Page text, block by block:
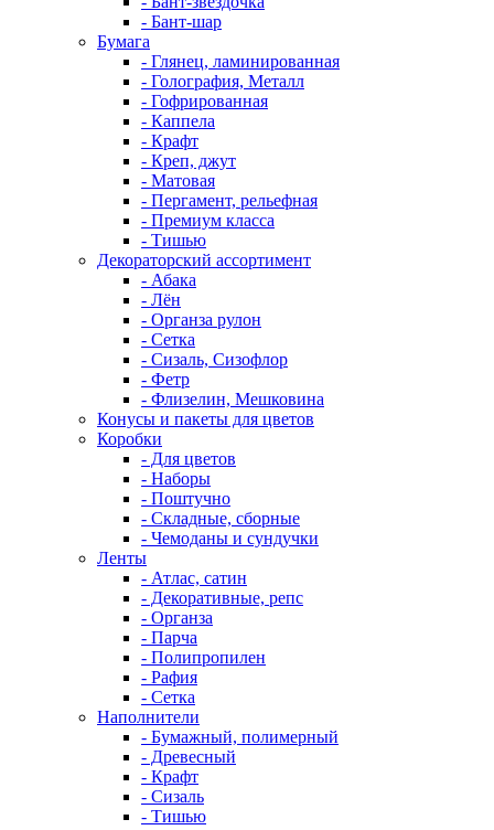
- Бант-шар
Бумага
- Глянец, ламинированная
- Голография, Металл
- Гофрированная
- Каппела
- Крафт
- Креп, джут
- Матовая
- Пергамент, рельефная
- Премиум класса
- Тишью
Декораторский ассортимент
- Абака
- Лён
- Органза рулон
- Сетка
- Сизаль, Сизофлор
- Фетр
- Флизелин, Мешковина
Конусы и пакеты для цветов
Коробки
- Для цветов
- Наборы
- Поштучно
- Складные, сборные
- Чемоданы и сундучки
Ленты
- Атлас, сатин
- Декоративные, репс
- Органза
- Парча
- Полипропилен
- Рафия
- Сетка
Наполнители
- Бумажный, полимерный
- Древесный
- Крафт
- Сизаль
- Тишью